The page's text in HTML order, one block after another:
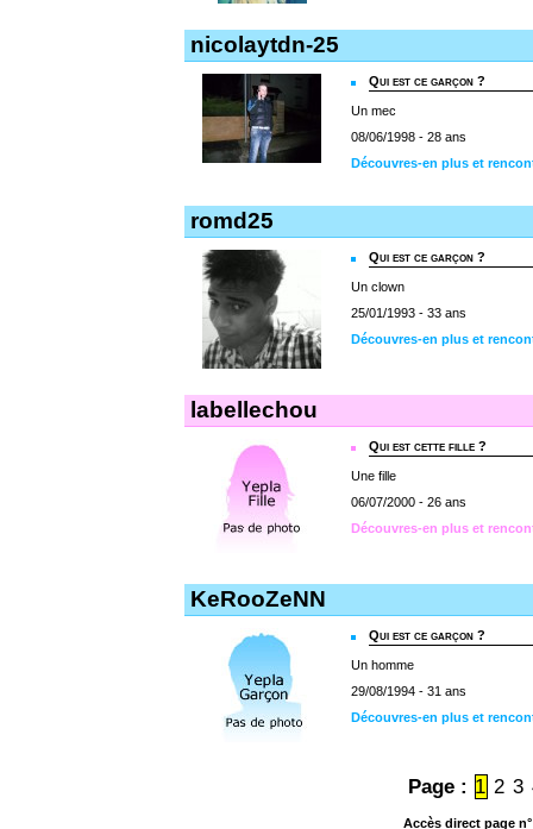
nicolaytdn-25
Qui est ce garçon ?
Un mec
08/06/1998 - 28 ans
Découvres-en plus et
romd25
Qui est ce garçon ?
Un clown
25/01/1993 - 33 ans
Découvres-en plus et
labellechou
Qui est cette fille ?
Une fille
06/07/2000 - 26 ans
Découvres-en plus et
KeRooZeNN
Qui est ce garçon ?
Un homme
29/08/1994 - 31 ans
Découvres-en plus et
Page : 1 2 3
Accès direct page